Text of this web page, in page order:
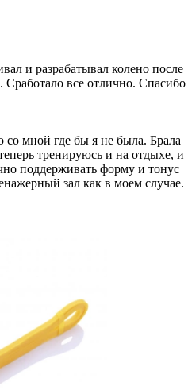
и разрабатывал колено после
все отлично. Спасибо
со мной где бы я не была. Брала
тренируюсь и на отдыхе, и
поддерживать форму и тонус
зал как в моем случае.